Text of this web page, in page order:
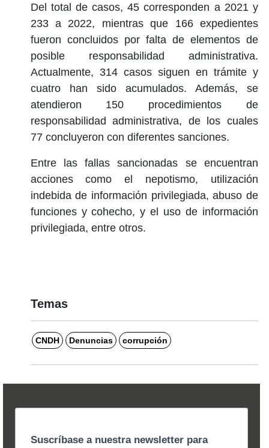
Del total de casos, 45 corresponden a 2021 y
233 a 2022, mientras que 166 expedientes
fueron concluidos por falta de elementos de
posible responsabilidad administrativa.
Actualmente, 314 casos siguen en trámite y
cuatro han sido acumulados. Además, se
atendieron 150 procedimientos de
responsabilidad administrativa, de los cuales
77 concluyeron con diferentes sanciones.
Entre las fallas sancionadas se encuentran
acciones como el nepotismo, utilización
indebida de información privilegiada, abuso de
funciones y cohecho, y el uso de información
privilegiada, entre otros.
Temas
CNDH Denuncias corrupción